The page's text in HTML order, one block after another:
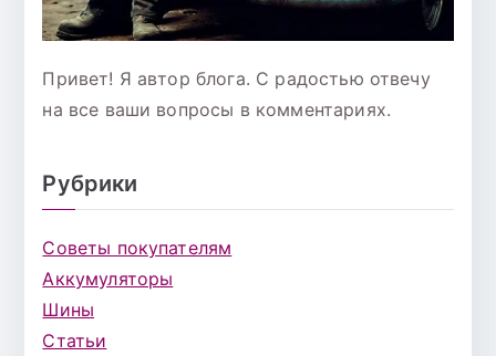
Привет! Я автор блога. С радостью отвечу
на все ваши вопросы в комментариях.
Рубрики
Советы покупателям
Аккумуляторы
Шины
Статьи